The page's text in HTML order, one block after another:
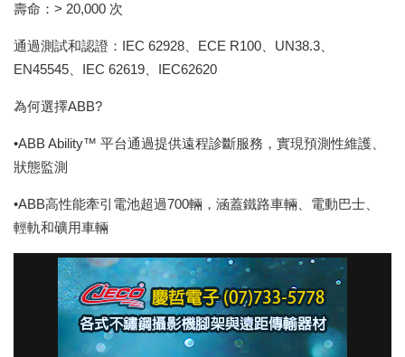
壽命：> 20,000 次
通過測試和認證：IEC 62928、ECE R100、UN38.3、
EN45545、IEC 62619、IEC62620
為何選擇ABB?
•ABB Ability™ 平台通過提供遠程診斷服務，實現預測性維護、
狀態監測
•ABB高性能牽引電池超過700輛，涵蓋鐵路車輛、電動巴士、
輕軌和礦用車輛